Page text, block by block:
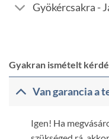
Gyökércsakra -
Gyakran ismételt
Van garancia a
Igen! Ha